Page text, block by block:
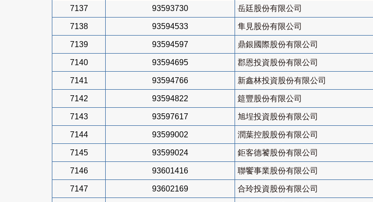
7137 93593730 岳廷股份有限公司
7138 93594533 隼見股份有限公司
7139 93594597 鼎銀國際股份有限公司
7140 93594695 郡恩投資股份有限公司
7141 93594766 新鑫林投資股份有限公司
7142 93594822 筵豐股份有限公司
7143 93597617 旭埕投資股份有限公司
7144 93599002 潤葉控股股份有限公司
7145 93599024 鉅客德饕股份有限公司
7146 93601416 聯饗事業股份有限公司
7147 93602169 合玲投資股份有限公司